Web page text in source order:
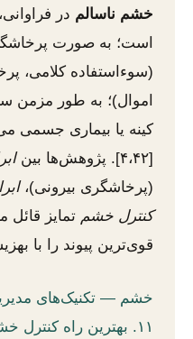
خشم ناسالم در
است؛ به صورت
(سوءاستفاده کلامی،
اموال)؛ به طور مزمن
کینه یا بیماری جسمی
[۴،۴۲]. پژوهش‌ها بین
(پرخاشگری بیرونی)،
کنترل خشم تمایز
قوی‌ترین پیوند را با
خشم — تکنیک‌های
۱۱. بهترین راه کنترل خشم در لحظه چیست؟